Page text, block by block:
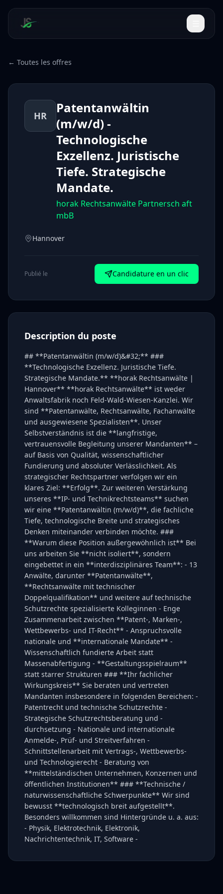
← Toutes les offres
HR
Patentanwältin
(m/w/d) -
Technologische
Exzellenz. Juristische
Tiefe. Strategische
Mandate.
horak Rechtsanwälte Partnersch aft
mbB
Hannover
Publié le Candidature en un clic
Description du poste
## **Patentanwältin (m/w/d)&#32;** ###
**Technologische Exzellenz. Juristische Tiefe.
Strategische Mandate.** **horak Rechtsanwälte |
Hannover** **horak Rechtsanwälte** ist weder
Anwaltsfabrik noch Feld-Wald-Wiesen-Kanzlei. Wir
sind **Patentanwälte, Rechtsanwälte, Fachanwälte
und ausgewiesene Spezialisten**. Unser
Selbstverständnis ist die **langfristige,
vertrauensvolle Begleitung unserer Mandanten** –
auf Basis von Qualität, wissenschaftlicher
Fundierung und absoluter Verlässlichkeit. Als
strategischer Rechtspartner verfolgen wir ein
klares Ziel: **Erfolg**. Zur weiteren Verstärkung
unseres **IP- und Technikrechtsteams** suchen
wir eine **Patentanwältin (m/w/d)**, die fachliche
Tiefe, technologische Breite und strategisches
Denken miteinander verbinden möchte. ###
**Warum diese Position außergewöhnlich ist** Bei
uns arbeiten Sie **nicht isoliert**, sondern
eingebettet in ein **interdisziplinäres Team**: - 13
Anwälte, darunter **Patentanwälte**,
**Rechtsanwälte mit technischer
Doppelqualifikation** und weitere auf technische
Schutzrechte spezialisierte Kolleginnen - Enge
Zusammenarbeit zwischen **Patent-, Marken-,
Wettbewerbs- und IT-Recht** - Anspruchsvolle
nationale und **internationale Mandate** -
Wissenschaftlich fundierte Arbeit statt
Massenabfertigung - **Gestaltungsspielraum**
statt starrer Strukturen ### **Ihr fachlicher
Wirkungskreis** Sie beraten und vertreten
Mandanten insbesondere in folgenden Bereichen: -
Patentrecht und technische Schutzrechte -
Strategische Schutzrechtsberatung und -
durchsetzung - Nationale und internationale
Anmelde-, Prüf- und Streitverfahren -
Schnittstellenarbeit mit Vertrags-, Wettbewerbs-
und Technologierecht - Beratung von
**mittelständischen Unternehmen, Konzernen und
öffentlichen Institutionen** ### **Technische /
naturwissenschaftliche Schwerpunkte** Wir sind
bewusst **technologisch breit aufgestellt**.
Besonders willkommen sind Hintergründe u. a. aus:
- Physik, Elektrotechnik, Elektronik,
Nachrichtentechnik, IT, Software -